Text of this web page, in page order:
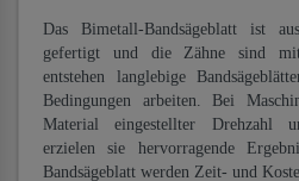
Das Bimetall-Bandsägeblatt ist
gefertigt und die Zähne sind
entstehen langlebige
Bedingungen arbeiten. Bei
Material eingestellter Drehzahl
erzielen sie hervorragende
Bandsägeblatt werden Zeit- und